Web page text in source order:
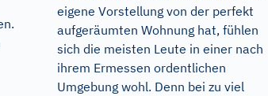
eigene Vorstellung von der perfekt
aufgeräumten Wohnung hat, fühlen
sich die meisten Leute in einer nach
ihrem Ermessen ordentlichen
Umgebung wohl. Denn bei zu viel